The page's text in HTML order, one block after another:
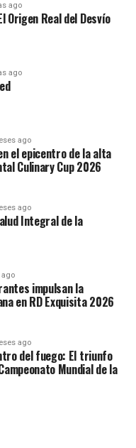
ago
Origen Real del Desvío
ago
ago
el epicentro de la alta
Culinary Cup 2026
ago
Integral de la
impulsan la
en RD Exquisita 2026
ago
del fuego: El triunfo
Mundial de la